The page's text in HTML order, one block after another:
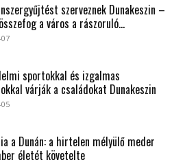
szerveznek Dunakeszin –
a város a rászoruló...
sportokkal és izgalmas
várják a családokat Dunakeszin
a Dunán: a hirtelen mélyülő meder
életét követelte